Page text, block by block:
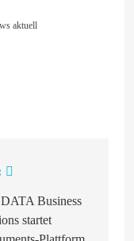
aktuell
Business
startet